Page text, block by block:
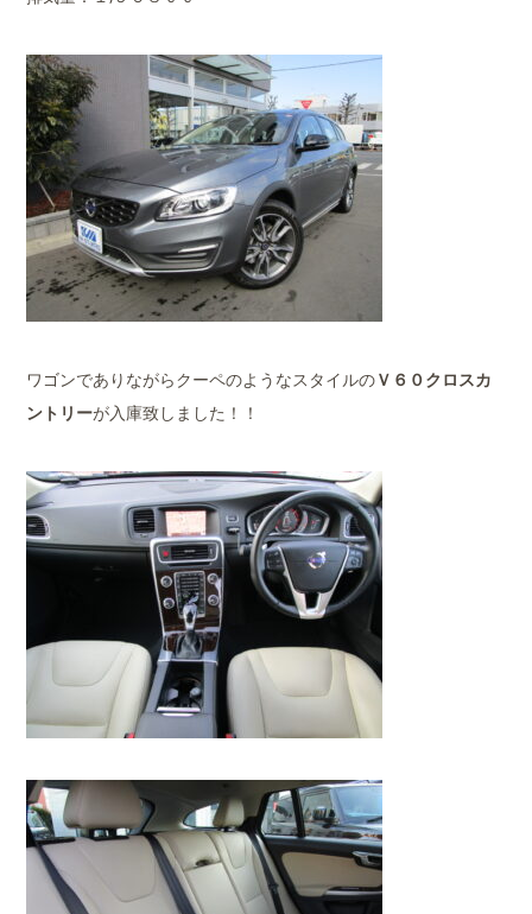
ワゴンでありながらクーペのようなスタイルのＶ６０クロスカ
ントリーが入庫致しました！！